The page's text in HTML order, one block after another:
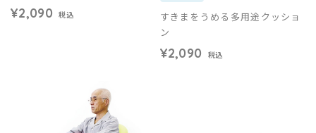
¥2,090 税込
すきまをうめる多用途クッショ
ン
¥2,090 税込